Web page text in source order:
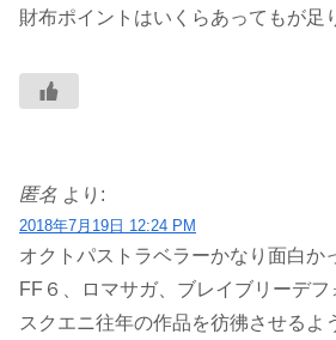
財布ポイントはいくらあってもが足
匿名 より:
2018年7月19日 12:24 PM
オクトパストラベラーかなり面白か
FF６、ロマサガ、ブレイブリーデフ
スクエニ往年の作品を彷彿させるよ